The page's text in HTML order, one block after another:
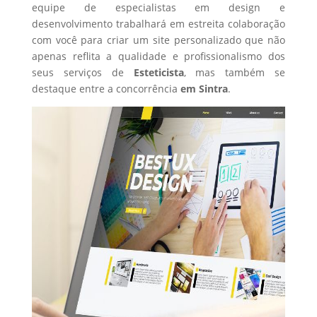
equipe de especialistas em design e
desenvolvimento trabalhará em estreita colaboração
com você para criar um site personalizado que não
apenas reflita a qualidade e profissionalismo dos
seus serviços de Esteticista, mas também se
destaque entre a concorrência em Sintra.